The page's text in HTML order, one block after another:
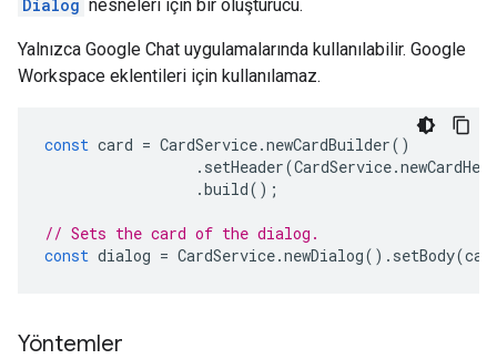
Dialog nesneleri için bir oluşturucu.
Yalnızca Google Chat uygulamalarında kullanılabilir. Google
Workspace eklentileri için kullanılamaz.
const card = CardService.newCardBuilder()
. setHeader(CardService.
.build();
// Sets the card of the dialog.
const dialog = CardService.newDialog(). setBody(
Yöntemler